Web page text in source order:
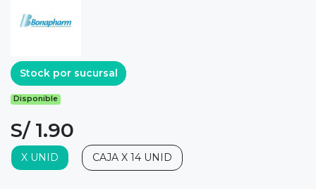
Stock por sucursal
Disponible
S/ 1.90
X UNID CAJA X 14 UNID